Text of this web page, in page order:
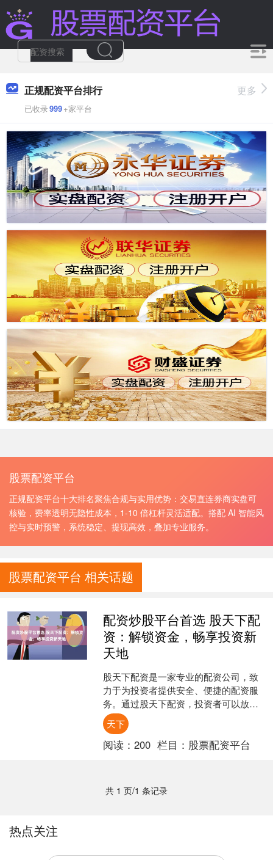
正规配资平台排行
已收录999+家平台
更多
股票配资平台
正规配资平台十大排名聚焦合规与实用优势：交易直连券商实盘可
核验，费率透明无隐性成本，1-10 倍杠杆灵活适配。搭配 AI 智能风
控与实时预警，系统稳定、提现高效，叠加专业服务。
股票配资平台 相关话题
配资炒股平台首选 股天下配
资：解锁资金，畅享投资新
天地
股天下配资是一家专业的配资公司，致
力于为投资者提供安全、便捷的配资服
务。通过股天下配资，投资者可以放大
资金杠杆，获得更高的投资收益。 * **费
用：**证券公司....
天下
阅读： 200 栏目： 股票配资平台
共 1 页/1 条记录
热点关注